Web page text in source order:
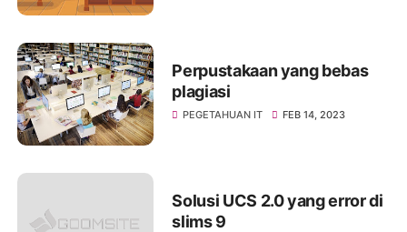
Perpustakaan yang bebas
plagiasi
PEGETAHUAN IT FEB 14, 2023
Solusi UCS 2.0 yang error di
slims 9